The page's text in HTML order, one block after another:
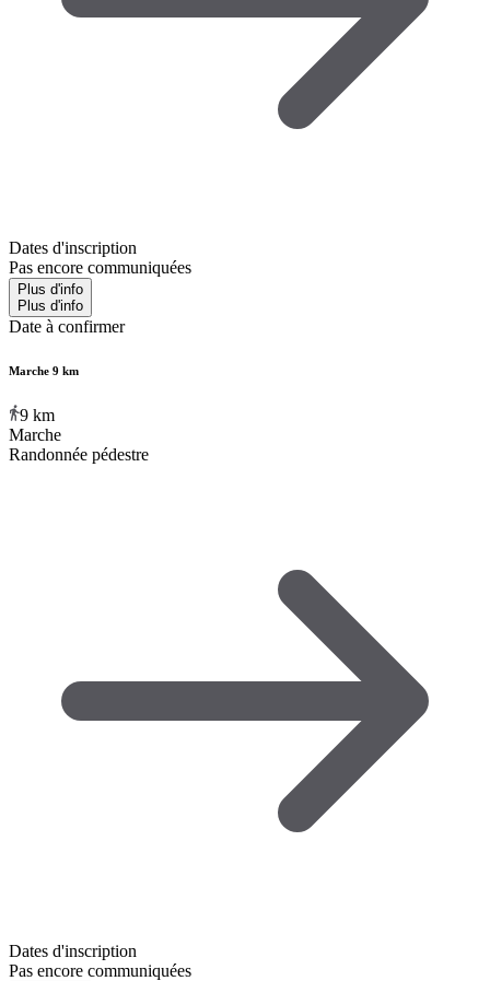
Dates d'inscription
Pas encore communiquées
Plus d'info
Plus d'info
Date à confirmer
Marche 9 km
9 km
Marche
Randonnée pédestre
Dates d'inscription
Pas encore communiquées